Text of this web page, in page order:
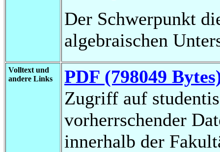
Der Schwerpunkt
algebraischen
Volltext und
andere Links
PDF (798049
Zugriff auf
vorherrschender
innerhalb der